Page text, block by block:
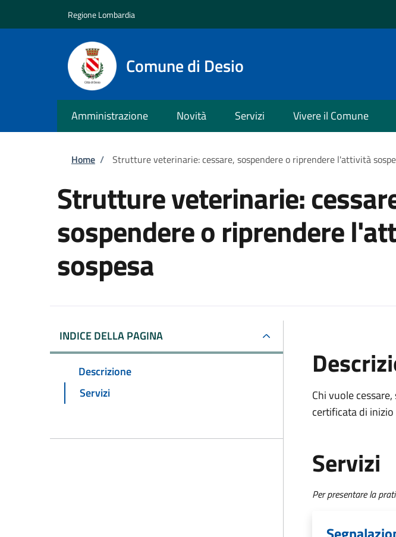
Regione Lombardia
Comune di Desio
Amministrazione Novità Servizi Vivere il Comune
Briciole di pane
Home / Strutture veterinarie: cessare, sospendere o riprendere l'attività
Strutture veterinarie:
sospendere o riprendere
sospesa
INDICE DELLA PAGINA
Descrizione
Servizi
Chi vuole
certificata di
Servizi
Per presentare la